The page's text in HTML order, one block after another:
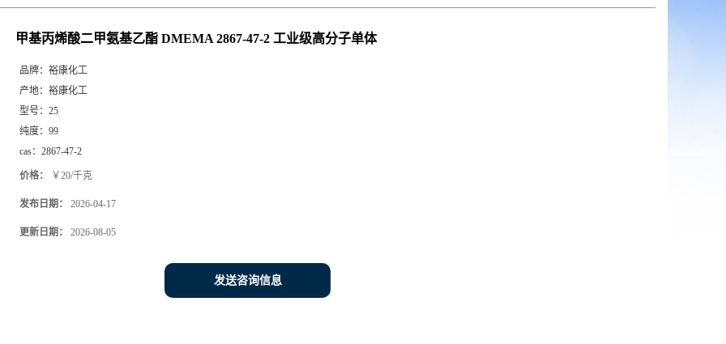
甲基丙烯酸二甲氨基乙酯 DMEMA 2867-47-2 工业级高分子单体
品牌： 裕康化工
产地： 裕康化工
型号： 25
纯度： 99
cas： 2867-47-2
价格： ￥20/千克
发布日期： 2026-04-17
更新日期： 2026-08-05
发送咨询信息